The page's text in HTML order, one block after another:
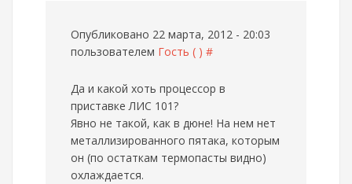
Опубликовано 22 марта, 2012 - 20:03
пользователем Гость ( ) #
Да и какой хоть процессор в
приставке ЛИС 101?
Явно не такой, как в дюне! На нем нет
металлизированного пятака, которым
он (по остаткам термопасты видно)
охлаждается.